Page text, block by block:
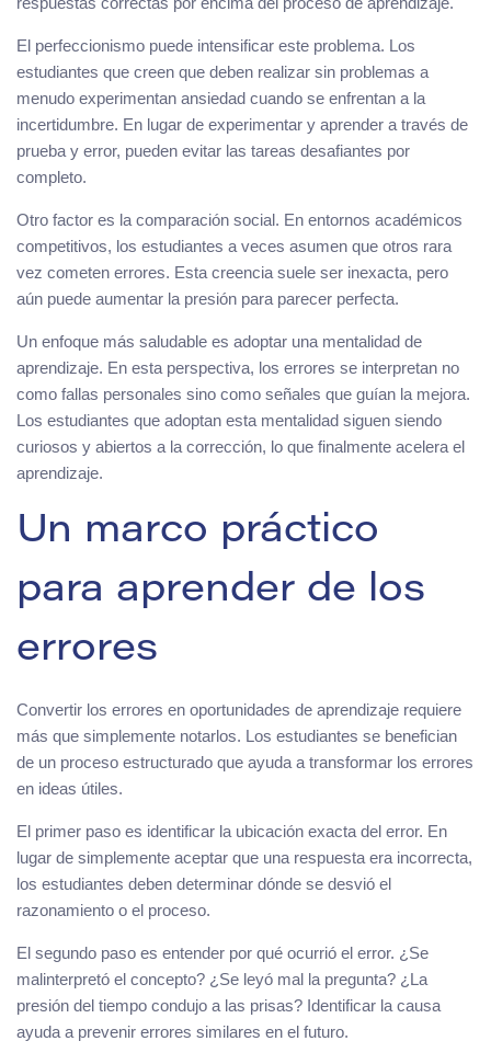
El perfeccionismo puede intensificar este problema. Los
estudiantes que creen que deben realizar sin problemas a
menudo experimentan ansiedad cuando se enfrentan a la
incertidumbre. En lugar de experimentar y aprender a través de
prueba y error, pueden evitar las tareas desafiantes por
completo.
Otro factor es la comparación social. En entornos académicos
competitivos, los estudiantes a veces asumen que otros rara
vez cometen errores. Esta creencia suele ser inexacta, pero
aún puede aumentar la presión para parecer perfecta.
Un enfoque más saludable es adoptar una mentalidad de
aprendizaje. En esta perspectiva, los errores se interpretan no
como fallas personales sino como señales que guían la mejora.
Los estudiantes que adoptan esta mentalidad siguen siendo
curiosos y abiertos a la corrección, lo que finalmente acelera el
aprendizaje.
Un marco práctico
para aprender de los
errores
Convertir los errores en oportunidades de aprendizaje requiere
más que simplemente notarlos. Los estudiantes se benefician
de un proceso estructurado que ayuda a transformar los errores
en ideas útiles.
El primer paso es identificar la ubicación exacta del error. En
lugar de simplemente aceptar que una respuesta era incorrecta,
los estudiantes deben determinar dónde se desvió el
razonamiento o el proceso.
El segundo paso es entender por qué ocurrió el error. ¿Se
malinterpretó el concepto? ¿Se leyó mal la pregunta? ¿La
presión del tiempo condujo a las prisas? Identificar la causa
ayuda a prevenir errores similares en el futuro.